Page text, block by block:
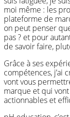
moi même : les
plateforme de
on peut penser
pas ? et pour
de savoir faire,
Grâce à ses
compétences, j’ai
vont vous
marque et qui
actionnables et